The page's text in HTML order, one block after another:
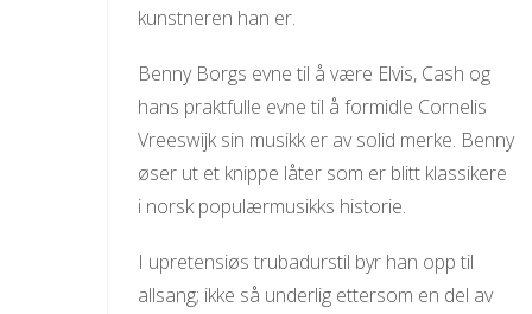
kunstneren han er.
Benny Borgs evne til å være Elvis, Cash og
hans praktfulle evne til å formidle Cornelis
Vreeswijk sin musikk er av solid merke. Benny
øser ut et knippe låter som er blitt klassikere
i norsk populærmusikks historie.
I upretensiøs trubadurstil byr han opp til
allsang; ikke så underlig ettersom en del av